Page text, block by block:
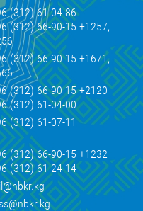
(312) 61-04-86
(312) 66-90-15 +1257,
(312) 66-90-15 +1671,
(312) 66-90-15 +2120
(312) 61-04-00
(312) 61-07-11
(312) 66-90-15 +1232
(312) 61-24-14